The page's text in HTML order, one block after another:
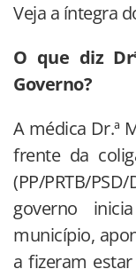
Veja a íntegra
O que diz
Governo?
A médica Dr.ª
frente da
(PP/PRTB/
governo
município,
a fizeram